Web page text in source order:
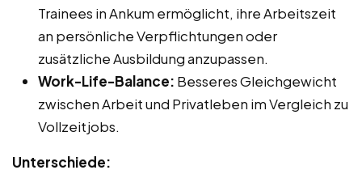
Trainees in Ankum ermöglicht, ihre Arbeitszeit
an persönliche Verpflichtungen oder
zusätzliche Ausbildung anzupassen.
Work-Life-Balance: Besseres Gleichgewicht
zwischen Arbeit und Privatleben im Vergleich zu
Vollzeitjobs.
Unterschiede: